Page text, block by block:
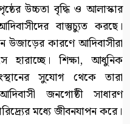
উচ্চতা বৃদ্ধি ও আলাস্কার
বাস্তুচ্যুত করছে।
উজাড়ের কারণে আদিবাসীরা
শিক্ষা, আধুনিক
সুযোগ থেকে তারা
জনগোষ্ঠী সাধারণ
মধ্যে জীবনযাপন করে।